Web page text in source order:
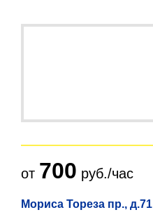
Мориса Тореза пр., д.71
от 700 руб./час